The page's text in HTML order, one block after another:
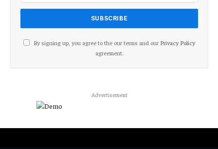
By signing up, you agree to the our terms and our Privacy Policy
agreement.
Advertisement